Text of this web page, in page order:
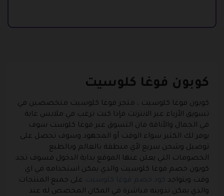
كوبون فوغا كلوسيت
كوبون فوغا كلوسيت ، متجر فوغا كلوسيت متخصصين في
تسويق الأزياء عبر الانترنت فإذا كنت ترغب في ملابس غاية
في الجمال والأناقة فان التسوق عبر فوغا كلوست سوف
يوفر لك الكثير سواء الوقت أو المجهود وسوف تحصل على
توصيل وشحن سريع لأي منطقة بالعالم وبالطبع
الخصومات التي يعلن عنها الموقع بداية الدخول فسوف تجد
كوبون خصم فوغا كلوسيت والذي يمكن استخدامه في اي
وقت ويتواجد كود خصم فوغا كلوسيت على جميع المنتجات
والذي يمكن تدوينه مباشرة في المكان المخصص له عند